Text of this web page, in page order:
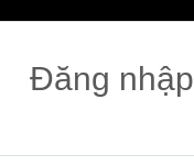
Đăng nhập